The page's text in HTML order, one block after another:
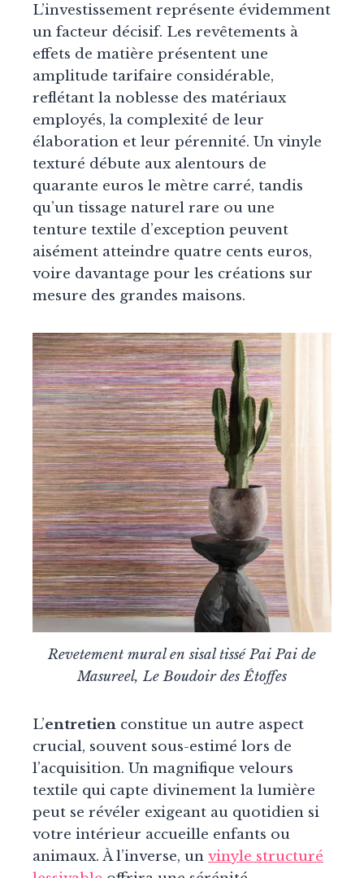
L’investissement représente évidemment
un facteur décisif. Les revêtements à
effets de matière présentent une
amplitude tarifaire considérable,
reflétant la noblesse des matériaux
employés, la complexité de leur
élaboration et leur pérennité. Un vinyle
texturé débute aux alentours de
quarante euros le mètre carré, tandis
qu’un tissage naturel rare ou une
tenture textile d’exception peuvent
aisément atteindre quatre cents euros,
voire davantage pour les créations sur
mesure des grandes maisons.
Revetement mural en sisal tissé Pai Pai de
Masureel, Le Boudoir des Étoffes
L’entretien constitue un autre aspect
crucial, souvent sous-estimé lors de
l’acquisition. Un magnifique velours
textile qui capte divinement la lumière
peut se révéler exigeant au quotidien si
votre intérieur accueille enfants ou
animaux. À l’inverse, un vinyle structuré